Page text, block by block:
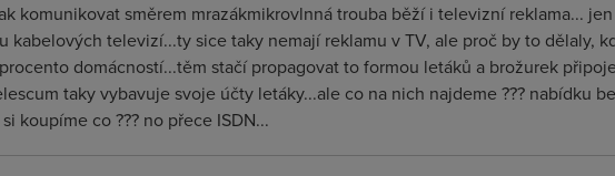
komunikovat směrem mrazákmikrovlnná trouba běží i televizní reklama...
kabelových televizí...ty sice taky nemají reklamu v TV, ale proč by to dělaly,
domácností...těm stačí propagovat to formou letáků a brožurek
taky vybavuje svoje účty letáky...ale co na nich najdeme ??? nabídku
koupíme co ??? no přece ISDN...